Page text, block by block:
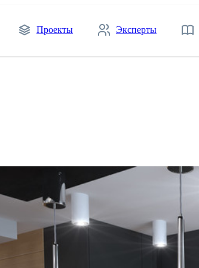
Проекты Эксперты